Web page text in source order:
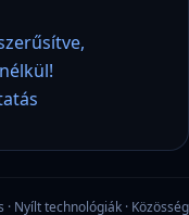
Nyílt technológiák · Közösség